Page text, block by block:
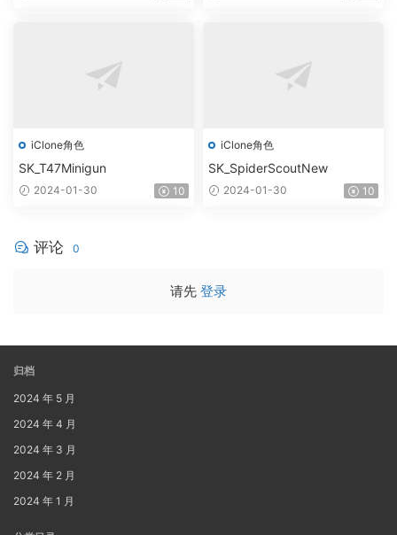
iClone角色
SK_T47Minigun
2024-01-30 10
iClone角色
SK_SpiderScoutNew
2024-01-30 10
评论 0
请先 登录
归档
2024 年 5 月
2024 年 4 月
2024 年 3 月
2024 年 2 月
2024 年 1 月